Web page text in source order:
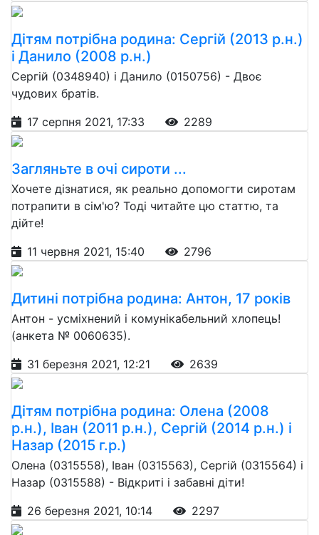
Дітям потрібна родина: Сергій (2013 р.н.)
і Данило (2008 р.н.)
Сергій (0348940) і Данило (0150756) - Двоє
чудових братів.
17 серпня 2021, 17:33
2289
Загляньте в очі сироти ...
Хочете дізнатися, як реально допомогти сиротам
потрапити в сім'ю? Тоді читайте цю статтю, та
дійте!
11 червня 2021, 15:40
2796
Дитині потрібна родина: Антон, 17 років
Антон - усміхнений і комунікабельний хлопець!
(анкета № 0060635).
31 березня 2021, 12:21
2639
Дітям потрібна родина: Олена (2008
р.н.), Іван (2011 р.н.), Сергій (2014 р.н.) і
Назар (2015 г.р.)
Олена (0315558), Іван (0315563), Сергій (0315564) і
Назар (0315588) - Відкриті і забавні діти!
26 березня 2021, 10:14
2297